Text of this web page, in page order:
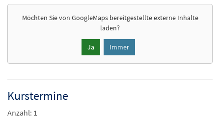
Möchten Sie von GoogleMapsbereitgestellte externe Inhalte
laden?
Ja Immer
Kurstermine
Anzahl: 1